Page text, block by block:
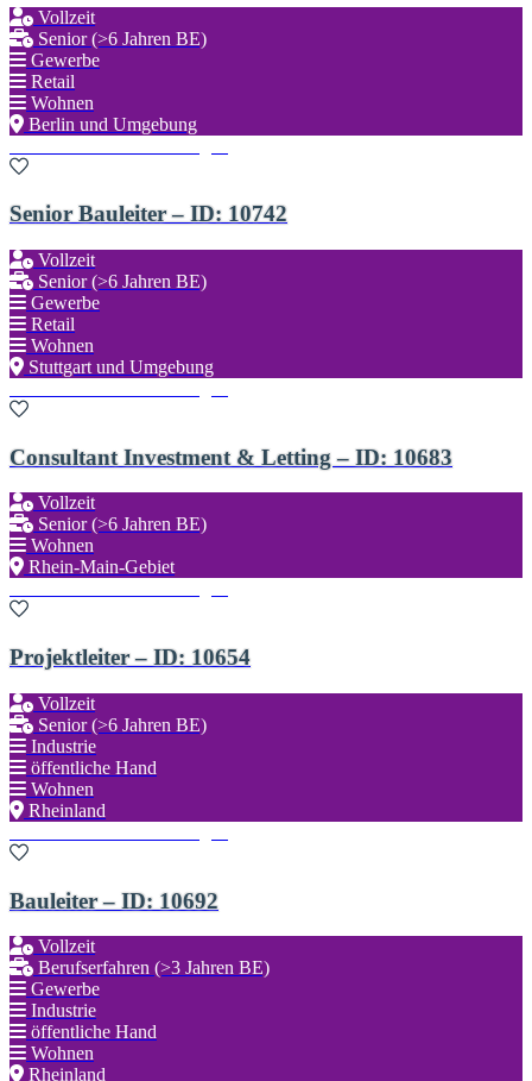
Vollzeit
Senior (>6 Jahren BE)
Gewerbe
Retail
Wohnen
Berlin und Umgebung
Senior Bauleiter – ID: 10742
Vollzeit
Senior (>6 Jahren BE)
Gewerbe
Retail
Wohnen
Stuttgart und Umgebung
Consultant Investment & Letting – ID: 10683
Vollzeit
Senior (>6 Jahren BE)
Wohnen
Rhein-Main-Gebiet
Projektleiter – ID: 10654
Vollzeit
Senior (>6 Jahren BE)
Industrie
öffentliche Hand
Wohnen
Rheinland
Bauleiter – ID: 10692
Vollzeit
Berufserfahren (>3 Jahren BE)
Gewerbe
Industrie
öffentliche Hand
Wohnen
Rheinland